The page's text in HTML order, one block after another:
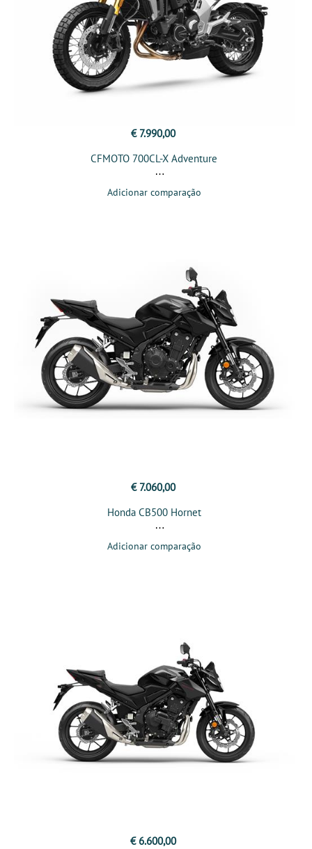
€ 7.990,00
CFMOTO 700CL-X Adventure
Adicionar comparação
€ 7.060,00
Honda CB500 Hornet
Adicionar comparação
€ 6.600,00